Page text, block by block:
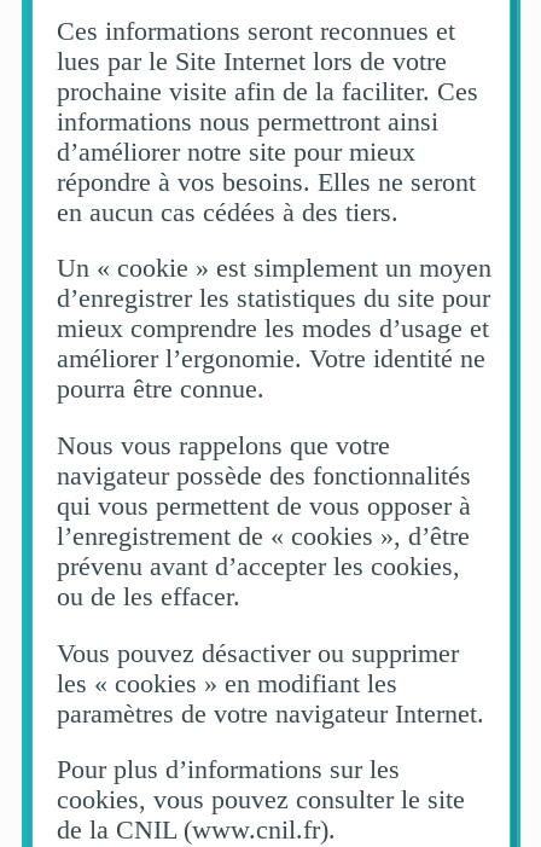
Ces informations seront reconnues et
lues par le Site Internet lors de votre
prochaine visite afin de la faciliter. Ces
informations nous permettront ainsi
d’améliorer notre site pour mieux
répondre à vos besoins. Elles ne seront
en aucun cas cédées à des tiers.
Un « cookie » est simplement un moyen
d’enregistrer les statistiques du site pour
mieux comprendre les modes d’usage et
améliorer l’ergonomie. Votre identité ne
pourra être connue.
Nous vous rappelons que votre
navigateur possède des fonctionnalités
qui vous permettent de vous opposer à
l’enregistrement de « cookies », d’être
prévenu avant d’accepter les cookies,
ou de les effacer.
Vous pouvez désactiver ou supprimer
les « cookies » en modifiant les
paramètres de votre navigateur Internet.
Pour plus d’informations sur les
cookies, vous pouvez consulter le site
de la CNIL (www.cnil.fr).